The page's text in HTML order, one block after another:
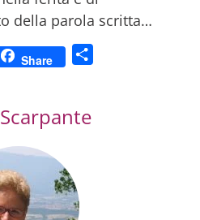
della parola scritta…
Share